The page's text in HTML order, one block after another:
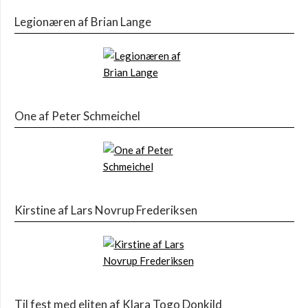
Legionæren af Brian Lange
One af Peter Schmeichel
Kirstine af Lars Novrup Frederiksen
Til fest med eliten af Klara Togo Donkild